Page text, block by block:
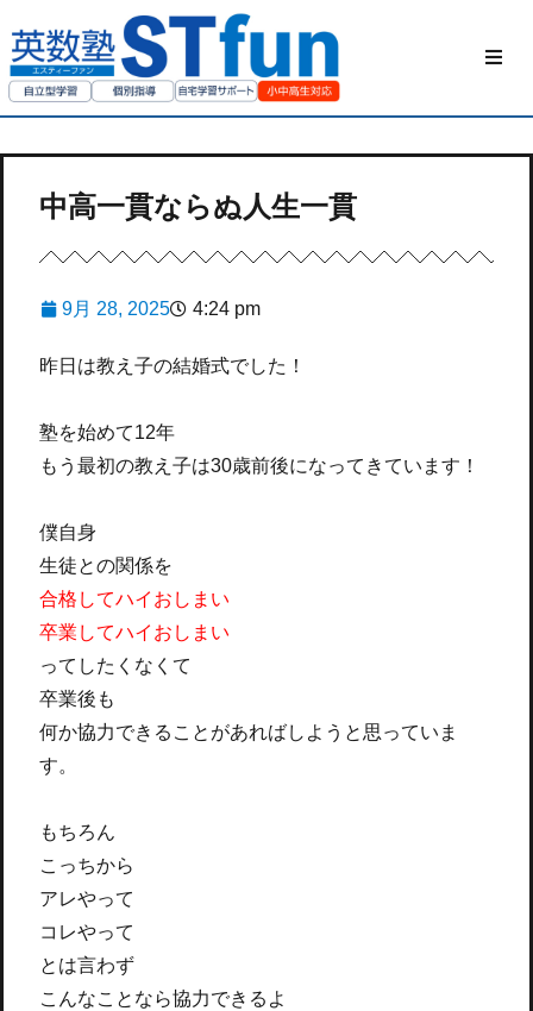
HOME
私たちについて
お問い合わせ
中高一貫ならぬ人生一貫
9月 28, 2025 4:24 pm
昨日は教え子の結婚式でした！
塾を始めて12年
もう最初の教え子は30歳前後になってきています！
僕自身
生徒との関係を
合格してハイおしまい
卒業してハイおしまい
ってしたくなくて
卒業後も
何か協力できることがあればしようと思っていま
す。
もちろん
こっちから
アレやって
コレやって
とは言わず
こんなことなら協力できるよ